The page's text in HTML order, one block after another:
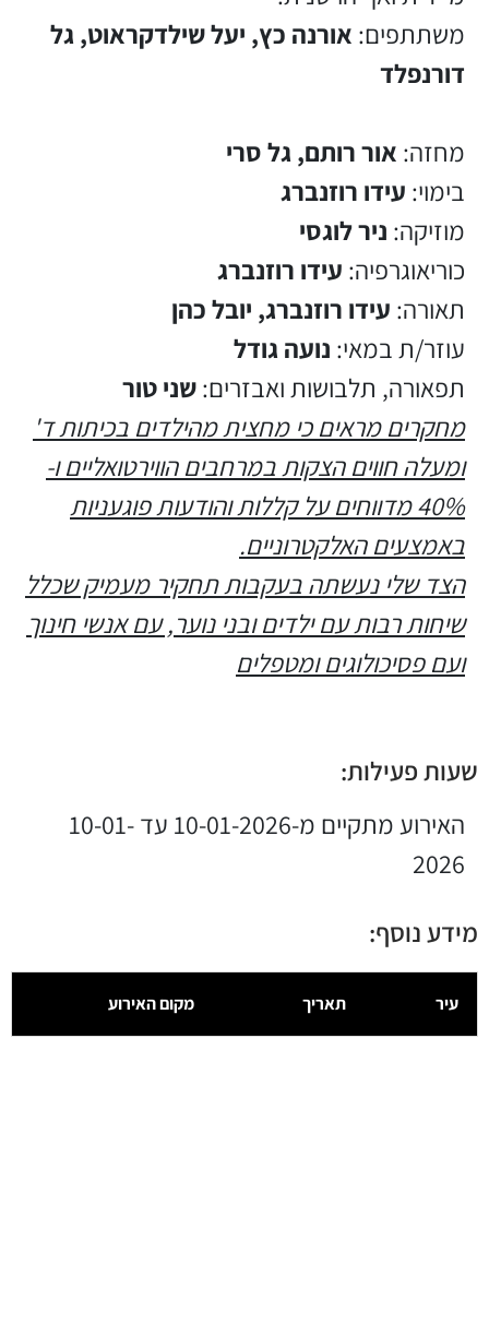
משתתפים: אורנה כץ, יעל שילדקראוט, גל
דורנפלד
מחזה: אור רותם, גל סרי
בימוי: עידו רוזנברג
מוזיקה: ניר לוגסי
כוריאוגרפיה: עידו רוזנברג
תאורה: עידו רוזנברג, יובל כהן
עוזר/ת במאי: נועה גודל
תפאורה, תלבושות ואבזרים:שני טור
מחקרים מראים כי מחצית מהילדים בכיתות ד'
ומעלה חווים הצקות במרחבים הווירטואליים ו-
40% מדווחים על קללות והודעות פוגעניות
באמצעים האלקטרוניים.
הצד שלי נעשתה בעקבות תחקיר מעמיק שכלל
שיחות רבות עם ילדים ובני נוער, עם אנשי חינוך
ועם פסיכולוגים ומטפלים
שעות פעילות:
האירוע מתקיים מ-10-01-2026 עד 10-01-
2026
מידע נוסף:
עיר תאריך מקום האירוע